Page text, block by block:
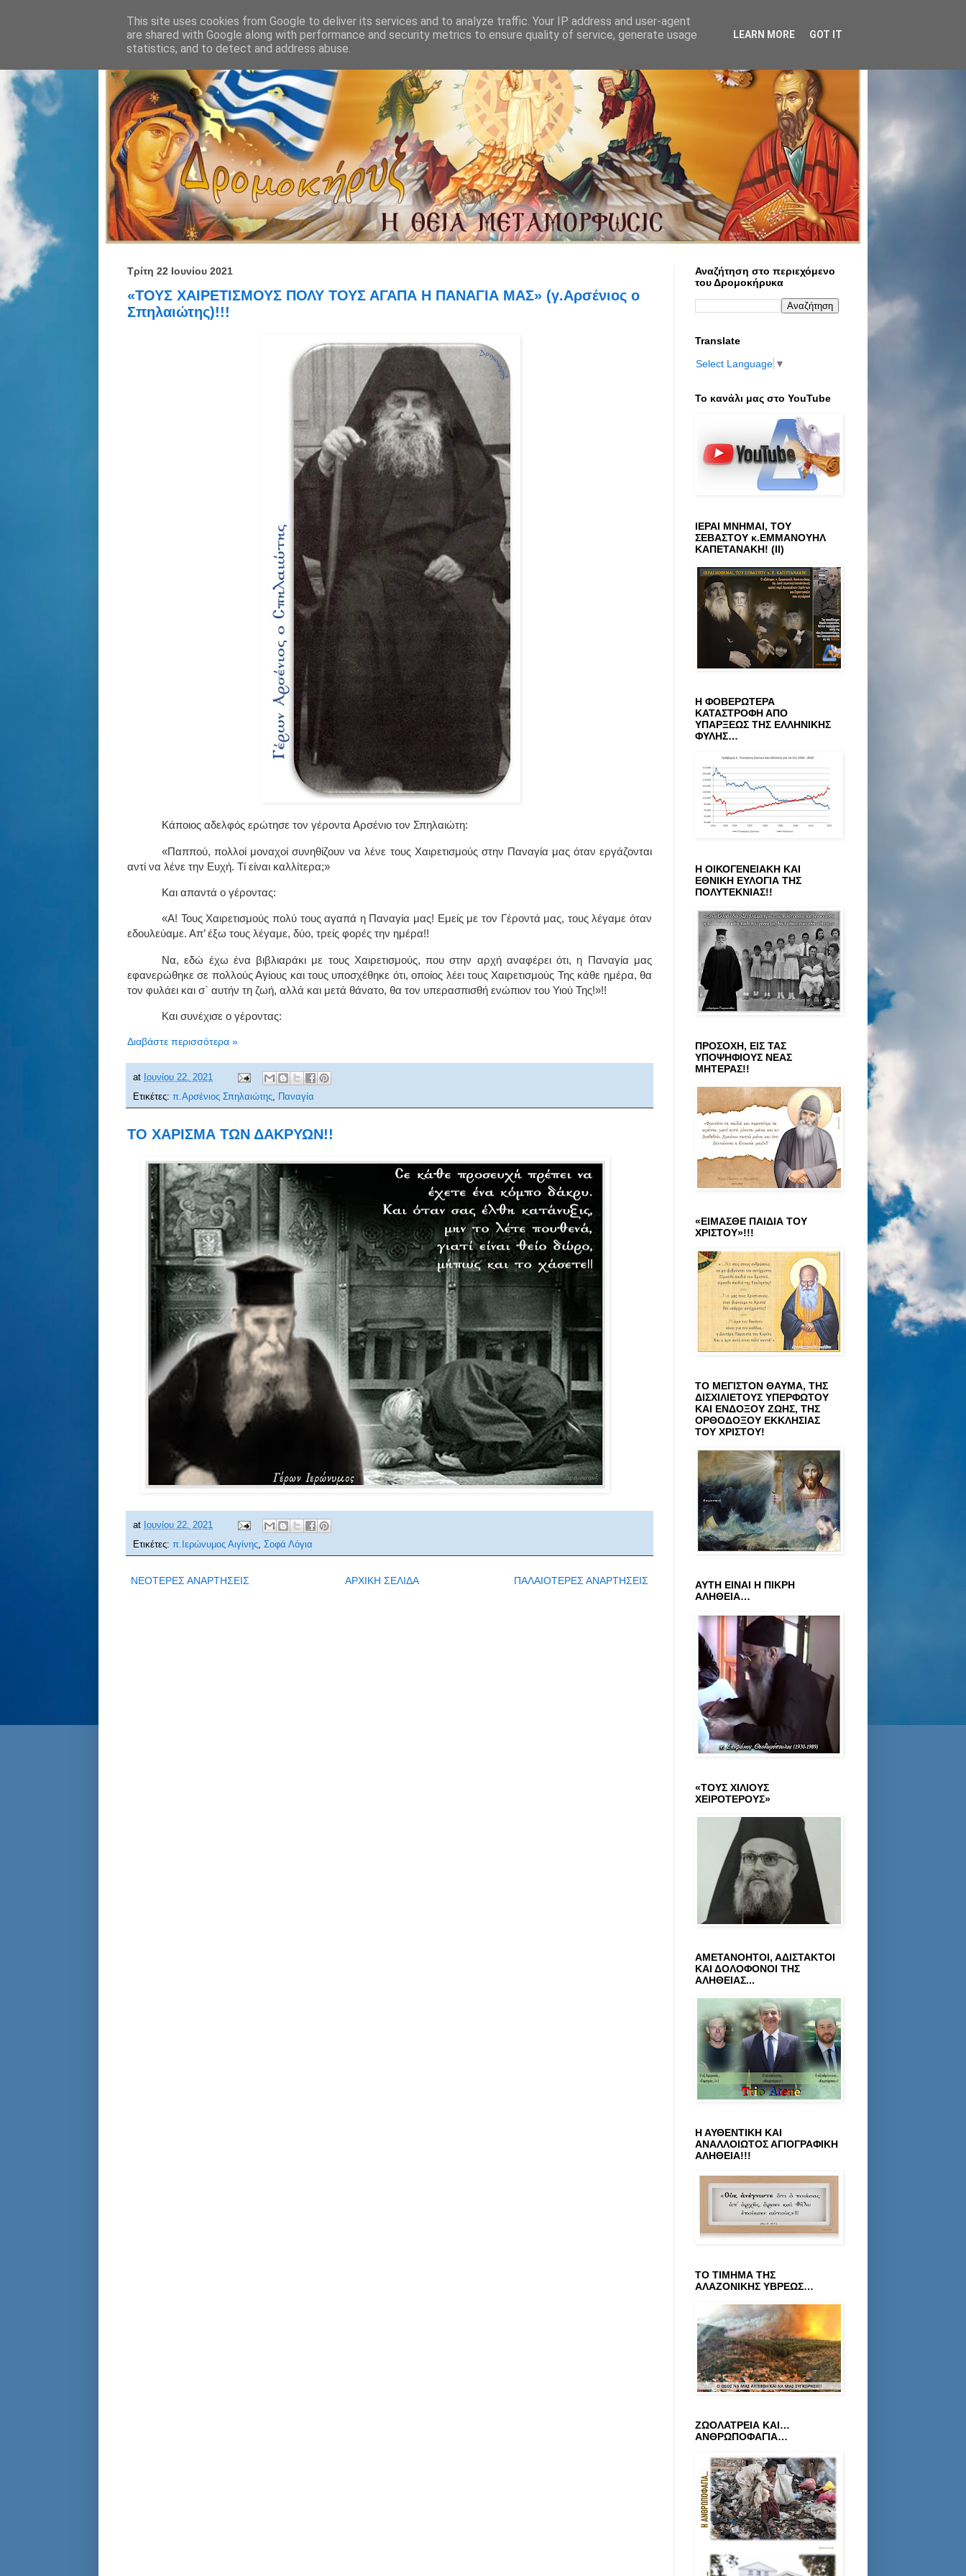
Τρίτη 22 Ιουνίου 2021
«ΤΟΥΣ ΧΑΙΡΕΤΙΣΜΟΥΣ ΠΟΛΥ ΤΟΥΣ ΑΓΑΠΑ Η ΠΑΝΑΓΙΑ ΜΑΣ» (γ.Αρσένιος ο
Σπηλαιώτης)!!!
Κάποιος αδελφός ερώτησε τον γέροντα Αρσένιο τον Σπηλαιώτη:
«Παππού, πολλοί μοναχοί συνηθίζουν να λένε τους Χαιρετισμούς στην Παναγία μας όταν εργάζονται
αντί να λένε την Ευχή. Τί είναι καλλίτερα;»
Και απαντά ο γέροντας:
«Α! Τους Χαιρετισμούς πολύ τους αγαπά η Παναγία μας! Εμείς με τον Γέροντά μας, τους λέγαμε όταν
εδουλεύαμε. Απ’ έξω τους λέγαμε, δύο, τρείς φορές την ημέρα!!
Να, εδώ έχω ένα βιβλιαράκι με τους Χαιρετισμούς, που στην αρχή αναφέρει ότι, η Παναγία μας
εφανερώθηκε σε πολλούς Αγίους και τους υποσχέθηκε ότι, οποίος λέει τους Χαιρετισμούς Της κάθε ημέρα, θα
τον φυλάει και σ` αυτήν τη ζωή, αλλά και μετά θάνατο, θα τον υπερασπισθή ενώπιον του Υιού Της!»!!
Και συνέχισε ο γέροντας:
Διαβάστε περισσότερα »
at Ιουνίου 22, 2021
Ετικέτες: π.Αρσένιος Σπηλαιώτης, Παναγία
ΤΟ ΧΑΡΙΣΜΑ ΤΩΝ ΔΑΚΡΥΩΝ!!
at Ιουνίου 22, 2021
Ετικέτες: π.Ιερώνυμος Αιγίνης, Σοφά Λόγια
ΝΕΟΤΕΡΕΣ ΑΝΑΡΤΗΣΕΙΣ ΠΑΛΑΙΟΤΕΡΕΣ ΑΝΑΡΤΗΣΕΙΣ
ΑΡΧΙΚΗ ΣΕΛΙΔΑ
Αναζήτηση στο περιεχόμενο
του Δρομοκήρυκα
Translate
Select Language ▼
Το κανάλι μας στο ΥοuTube
ΙΕΡΑΙ ΜΝΗΜΑΙ, ΤΟΥ
ΣΕΒΑΣΤΟΥ κ.ΕΜΜΑΝΟΥΗΛ
ΚΑΠΕΤΑΝΑΚΗ! (ΙΙ)
Η ΦΟΒΕΡΩΤΕΡΑ
ΚΑΤΑΣΤΡΟΦΗ ΑΠΟ
ΥΠΑΡΞΕΩΣ ΤΗΣ ΕΛΛΗΝΙΚΗΣ
ΦΥΛΗΣ…
Η ΟΙΚΟΓΕΝΕΙΑΚΗ ΚΑΙ
ΕΘΝΙΚΗ ΕΥΛΟΓΙΑ ΤΗΣ
ΠΟΛΥΤΕΚΝΙΑΣ!!
ΠΡΟΣΟΧΗ, ΕΙΣ ΤΑΣ
ΥΠΟΨΗΦΙΟΥΣ ΝΕΑΣ
ΜΗΤΕΡΑΣ!!
«ΕΙΜΑΣΘΕ ΠΑΙΔΙΑ ΤΟΥ
ΧΡΙΣΤΟΥ»!!!
ΤΟ ΜΕΓΙΣΤΟΝ ΘΑΥΜΑ, ΤΗΣ
ΔΙΣΧΙΛΙΕΤΟΥΣ ΥΠΕΡΦΩΤΟΥ
ΚΑΙ ΕΝΔΟΞΟΥ ΖΩΗΣ, ΤΗΣ
ΟΡΘΟΔΟΞΟΥ ΕΚΚΛΗΣΙΑΣ
ΤΟΥ ΧΡΙΣΤΟΥ!
ΑΥΤΗ ΕΙΝΑΙ Η ΠΙΚΡΗ
ΑΛΗΘΕΙΑ…
«ΤΟΥΣ ΧΙΛΙΟΥΣ
ΧΕΙΡΟΤΕΡΟΥΣ»
ΑΜΕΤΑΝΟΗΤΟΙ, ΑΔΙΣΤΑΚΤΟΙ
ΚΑΙ ΔΟΛΟΦΟΝΟΙ ΤΗΣ
ΑΛΗΘΕΙΑΣ...
Η ΑΥΘΕΝΤΙΚΗ ΚΑΙ
ΑΝΑΛΛΟΙΩΤΟΣ ΑΓΙΟΓΡΑΦΙΚΗ
ΑΛΗΘΕΙΑ!!!
ΤΟ ΤΙΜΗΜΑ ΤΗΣ
ΑΛΑΖΟΝΙΚΗΣ ΥΒΡΕΩΣ…
ΖΩΟΛΑΤΡΕΙΑ ΚΑΙ…
ΑΝΘΡΩΠΟΦΑΓΙΑ…
This site uses cookies from Google to deliver its services and to analyze traffic. Your IP address and user-agent
are shared with Google along with performance and security metrics to ensure quality of service, generate usage
statistics, and to detect and address abuse.
LEARN MORE GOT IT